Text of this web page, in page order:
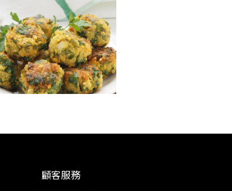
顧客服務